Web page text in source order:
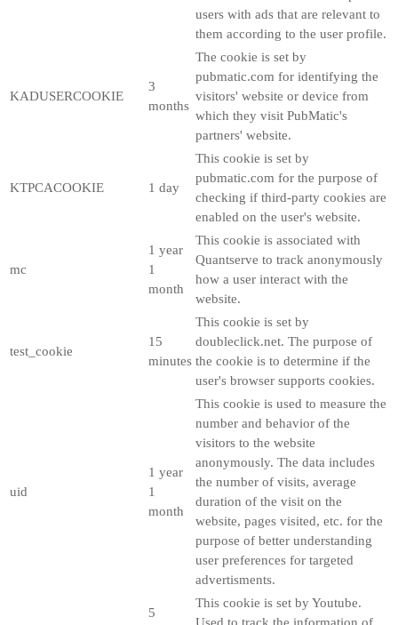
users with ads that are relevant to
them according to the user profile.
KADUSERCOOKIE
3
months
The cookie is set by
pubmatic.com for identifying the
visitors' website or device from
which they visit PubMatic's
partners' website.
KTPCACOOKIE 1 day
This cookie is set by
pubmatic.com for the purpose of
checking if third-party cookies are
enabled on the user's website.
mc
1 year
1
month
This cookie is associated with
Quantserve to track anonymously
how a user interact with the
website.
test_cookie
15
minutes
This cookie is set by
doubleclick.net. The purpose of
the cookie is to determine if the
user's browser supports cookies.
uid
1 year
1
month
This cookie is used to measure the
number and behavior of the
visitors to the website
anonymously. The data includes
the number of visits, average
duration of the visit on the
website, pages visited, etc. for the
purpose of better understanding
user preferences for targeted
advertisments.
5
This cookie is set by Youtube.